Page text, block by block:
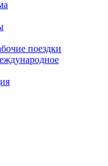
поездки